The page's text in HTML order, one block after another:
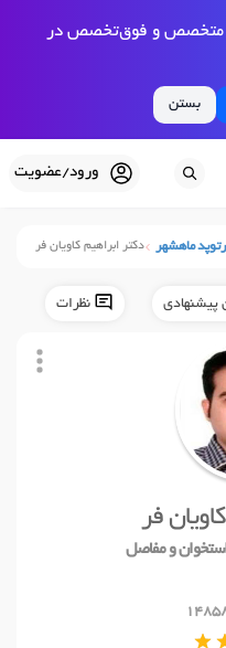
متخصص و فوق‌تخصص در
بستن
ورود/عضویت
ماهشهر دکتر ابراهیم کاویان فر
پیشنهادی نظرات
فر
و مفاصل